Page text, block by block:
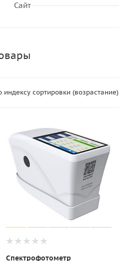
Сайт
индексу сортировки (возрастание)
Спектрофотометр